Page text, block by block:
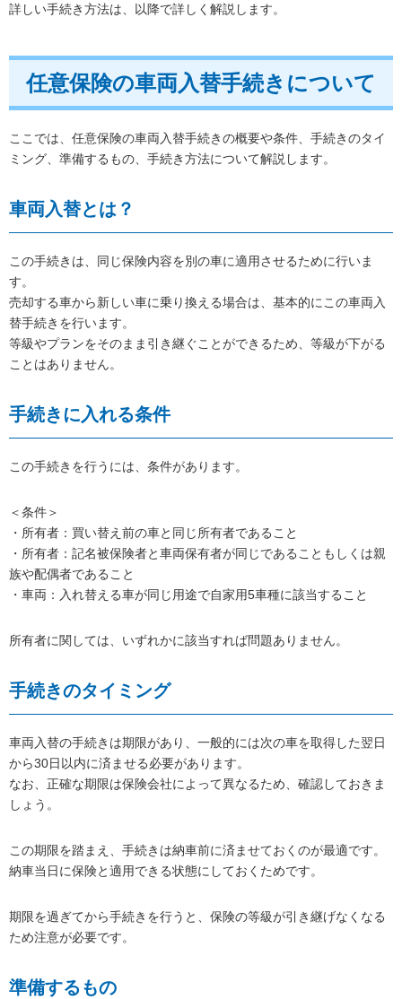
詳しい手続き方法は、以降で詳しく解説します。
任意保険の車両入替手続きについて
ここでは、任意保険の車両入替手続きの概要や条件、手続きのタイ
ミング、準備するもの、手続き方法について解説します。
車両入替とは？
この手続きは、同じ保険内容を別の車に適用させるために行いま
す。
売却する車から新しい車に乗り換える場合は、基本的にこの車両入
替手続きを行います。
等級やプランをそのまま引き継ぐことができるため、等級が下がる
ことはありません。
手続きに入れる条件
この手続きを行うには、条件があります。
＜条件＞
・所有者：買い替え前の車と同じ所有者であること
・所有者：記名被保険者と車両保有者が同じであることもしくは親
族や配偶者であること
・車両：入れ替える車が同じ用途で自家用5車種に該当すること
所有者に関しては、いずれかに該当すれば問題ありません。
手続きのタイミング
車両入替の手続きは期限があり、一般的には次の車を取得した翌日
から30日以内に済ませる必要があります。
なお、正確な期限は保険会社によって異なるため、確認しておきま
しょう。
この期限を踏まえ、手続きは納車前に済ませておくのが最適です。
納車当日に保険と適用できる状態にしておくためです。
期限を過ぎてから手続きを行うと、保険の等級が引き継げなくなる
ため注意が必要です。
準備するもの